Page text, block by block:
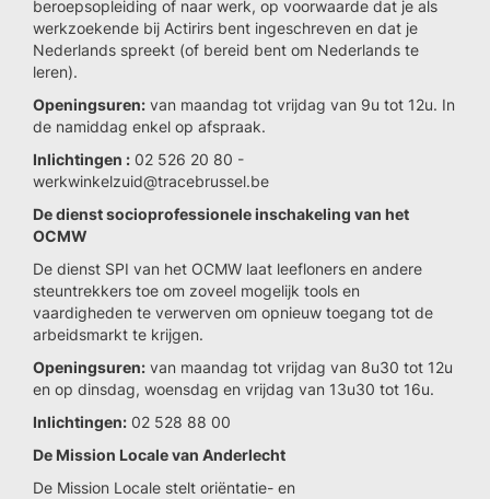
beroepsopleiding of naar werk, op voorwaarde dat je als
werkzoekende bij Actirirs bent ingeschreven en dat je
Nederlands spreekt (of bereid bent om Nederlands te
leren).
Openingsuren: van maandag tot vrijdag van 9u tot 12u. In
de namiddag enkel op afspraak.
Inlichtingen : 02 526 20 80 -
werkwinkelzuid@tracebrussel.be
De dienst socioprofessionele inschakeling van het
OCMW
De dienst SPI van het OCMW laat leefloners en andere
steuntrekkers toe om zoveel mogelijk tools en
vaardigheden te verwerven om opnieuw toegang tot de
arbeidsmarkt te krijgen.
Openingsuren: van maandag tot vrijdag van 8u30 tot 12u
en op dinsdag, woensdag en vrijdag van 13u30 tot 16u.
Inlichtingen: 02 528 88 00
De Mission Locale van Anderlecht
De Mission Locale stelt oriëntatie- en